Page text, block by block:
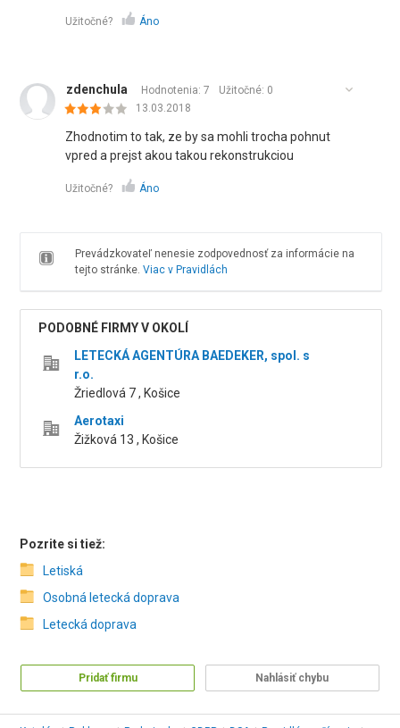
Užitočné? Áno
zdenchula Hodnotenia: 7 Užitočné: 0
13.03.2018
Zhodnotim to tak, ze by sa mohli trocha pohnut
vpred a prejst akou takou rekonstrukciou
Užitočné? Áno
Prevádzkovateľ nenesie zodpovednosť za informácie na
tejto stránke. Viac v Pravidlách
PODOBNÉ FIRMY V OKOLÍ
LETECKÁ AGENTÚRA BAEDEKER, spol. s
r.o.
Žriedlová 7 , Košice
Aerotaxi
Žižková 13 , Košice
Pozrite si tiež:
Letiská
Osobná letecká doprava
Letecká doprava
Pridať firmu Nahlásiť chybu